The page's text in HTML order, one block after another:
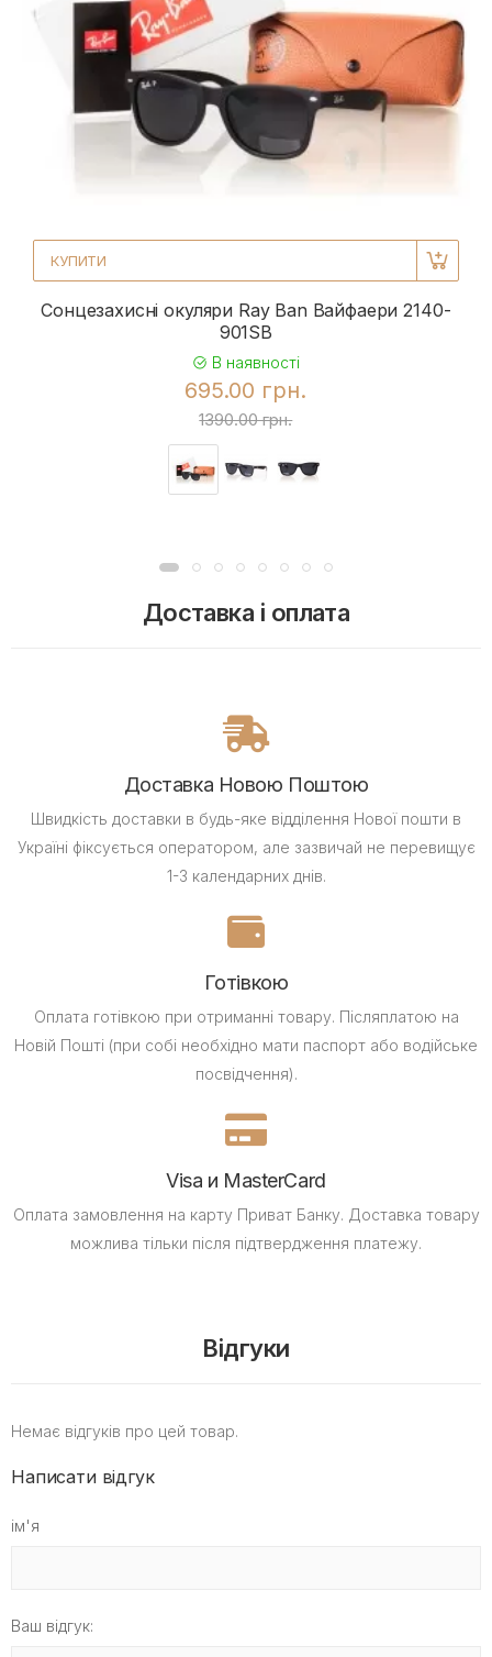
КУПИТИ
Сонцезахисні окуляри Ray Ban Вайфаери 2140-
901SB
В наявності
695.00 грн.
1390.00 грн.
Доставка і оплата
Доставка Новою Поштою
Швидкість доставки в будь-яке відділення Нової пошти в
Україні фіксується оператором, але зазвичай не перевищує
1-3 календарних днів.
Готівкою
Оплата готівкою при отриманні товару. Післяплатою на
Новій Пошті (при собі необхідно мати паспорт або водійське
посвідчення).
Visa и MasterCard
Оплата замовлення на карту Приват Банку. Доставка товару
можлива тільки після підтвердження платежу.
Відгуки
Немає відгуків про цей товар.
Написати відгук
ім'я
Ваш відгук: